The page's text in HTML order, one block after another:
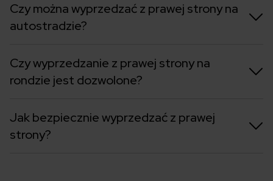
Czy można wyprzedzać z prawej strony na
autostradzie?
Czy wyprzedzanie z prawej strony na
rondzie jest dozwolone?
Jak bezpiecznie wyprzedzać z prawej
strony?